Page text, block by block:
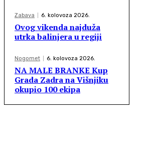
Zabava 6. kolovoza 2026.
Ovog vikenda najduža
utrka balinjera u regiji
Nogomet 6. kolovoza 2026.
NA MALE BRANKE Kup
Grada Zadra na Višnjiku
okupio 100 ekipa